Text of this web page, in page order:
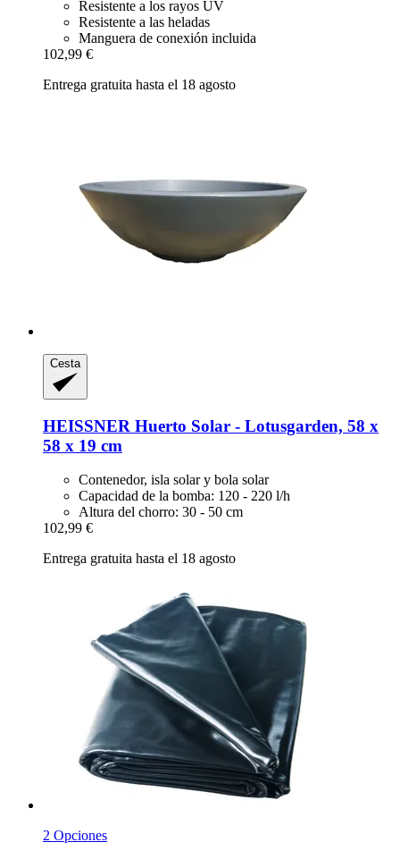
Resistente a los rayos UV
Resistente a las heladas
Manguera de conexión incluida
102,99 €
Entrega gratuita hasta el 18 agosto
Cesta
HEISSNER Huerto Solar -​ Lotusgarden, 58 x
58 x 19 cm
Contenedor, isla solar y bola solar
Capacidad de la bomba: 120 - 220 l/h
Altura del chorro: 30 - 50 cm
102,99 €
Entrega gratuita hasta el 18 agosto
2 Opciones